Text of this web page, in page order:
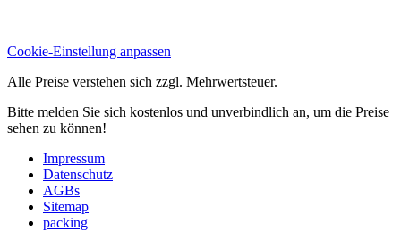
Cookie-Einstellung anpassen
Alle Preise verstehen sich zzgl. Mehrwertsteuer.
Bitte melden Sie sich kostenlos und unverbindlich an, um die Preise
sehen zu können!
Impressum
Datenschutz
AGBs
Sitemap
packing